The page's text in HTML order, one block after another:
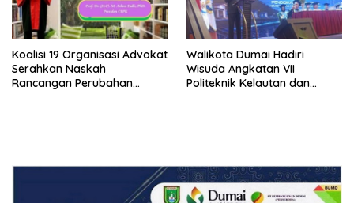
Koalisi 19 Organisasi Advokat
Serahkan Naskah
Rancangan Perubahan
Walikota Dumai Hadiri
Wisuda Angkatan VII
Politeknik Kelautan dan